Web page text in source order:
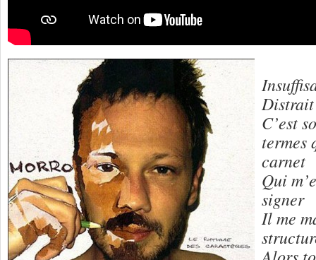
C’est
termes
carnet
Qui
signer
Il me